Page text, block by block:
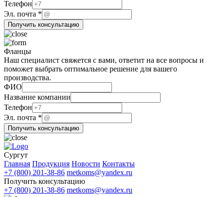
Телефон
Название
Телефон
Эл. почта *
Получить консультацию
Фланцы
Наш специалист свяжется с вами, ответит на все вопросы и
поможет выбрать оптимальное решение для вашего
производства.
ФИО
Название компании
Эл.
компании
Телефон
Телефон
Эл. почта *
Получить консультацию
Сургут
Главная Продукция Новости Контакты
+7 (800) 201-38-86 metkoms@yandex.ru
Получить консультацию
+7 (800) 201-38-86 metkoms@yandex.ru